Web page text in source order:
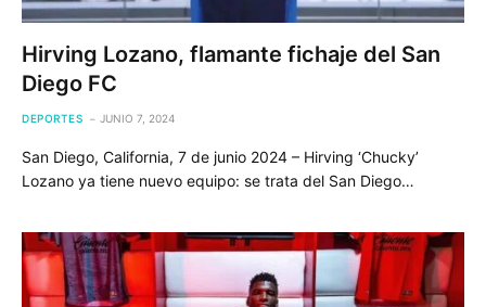
Hirving Lozano, flamante fichaje del San
Diego FC
DEPORTES JUNIO 7, 2024
San Diego, California, 7 de junio 2024 – Hirving ‘Chucky’
Lozano ya tiene nuevo equipo: se trata del San Diego…